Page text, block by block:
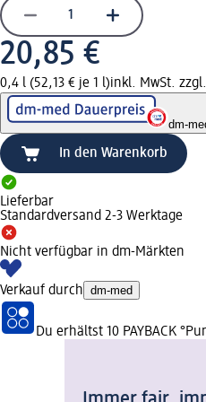
20,85 €
0,4 l (52,13 € je 1 l)inkl. MwSt. zzgl.
dm-
In den Warenkorb
Lieferbar
Standardversand 2-3 Werktage
Nicht verfügbar in dm-Märkten
Verkauf durch dm-med
Du erhältst 10 PAYBACK